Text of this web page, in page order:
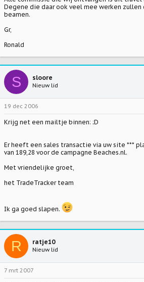
Degene die daar ook veel mee werken zullen
beamen.
Gr,
Ronald
S sloore
Nieuw lid
19 dec 2006
Krijg net een mailtje binnen: ;D
Er heeft een sales transactie via uw site ***
van 189,28 voor de campagne Beaches.nl.
Met vriendelijke groet,
het TradeTracker team
Ik ga goed slapen.
R ratje10
Nieuw lid
7 mrt 2007